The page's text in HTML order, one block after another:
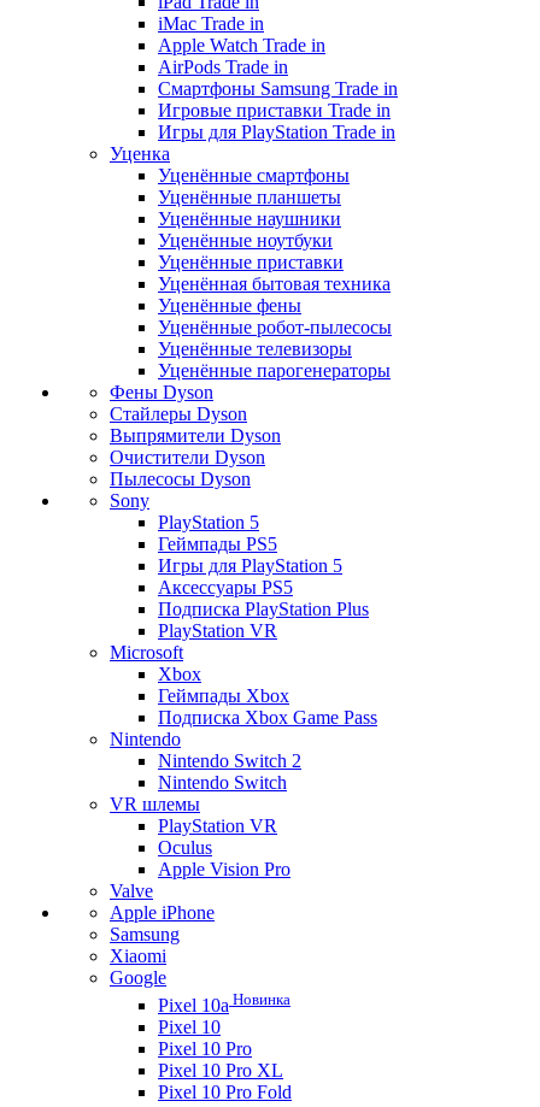
iMac Trade in
Apple Watch Trade in
AirPods Trade in
Смартфоны Samsung Trade in
Игровые приставки Trade in
Игры для PlayStation Trade in
Уценка
Уценённые смартфоны
Уценённые планшеты
Уценённые наушники
Уценённые ноутбуки
Уценённые приставки
Уценённая бытовая техника
Уценённые фены
Уценённые робот-пылесосы
Уценённые телевизоры
Уценённые парогенераторы
Фены Dyson
Стайлеры Dyson
Выпрямители Dyson
Очистители Dyson
Пылесосы Dyson
Sony
PlayStation 5
Геймпады PS5
Игры для PlayStation 5
Аксессуары PS5
Подписка PlayStation Plus
PlayStation VR
Microsoft
Xbox
Геймпады Xbox
Подписка Xbox Game Pass
Nintendo
Nintendo Switch 2
Nintendo Switch
VR шлемы
PlayStation VR
Oculus
Apple Vision Pro
Valve
Apple iPhone
Samsung
Xiaomi
Google
Pixel 10a Новинка
Pixel 10
Pixel 10 Pro
Pixel 10 Pro XL
Pixel 10 Pro Fold